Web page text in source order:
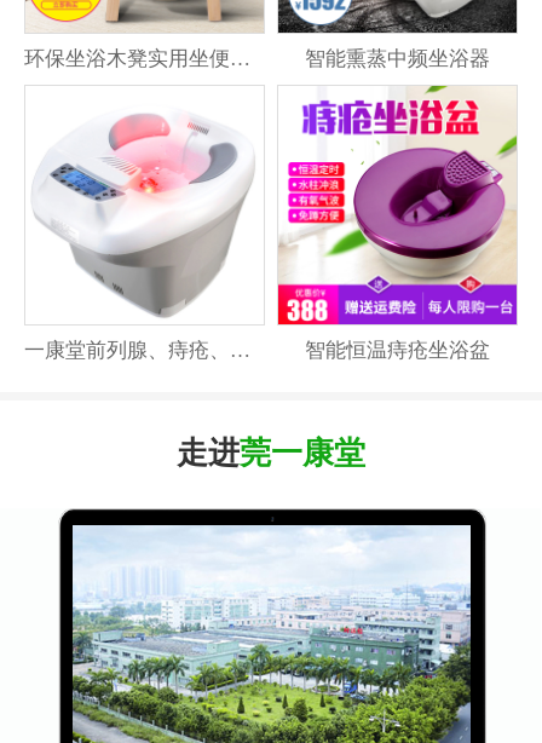
环保坐浴木凳实用坐便凳子 智能熏蒸中频坐浴器
一康堂前列腺、痔疮、妇科温水坐浴器激光坐浴器系列 智能恒温痔疮坐浴盆
走进莞一康堂